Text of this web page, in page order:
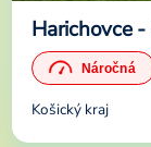
Harichovce
Košický kraj